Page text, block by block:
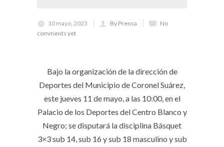
10 mayo, 2023 By Prensa
No
comments yet
Bajo la organización de la dirección de
Deportes del Municipio de Coronel Suárez,
este jueves 11 de mayo, a las 10:00, en el
Palacio de los Deportes del Centro Blanco y
Negro; se disputará la disciplina Básquet
3×3 sub 14, sub 16 y sub 18 masculino y sub